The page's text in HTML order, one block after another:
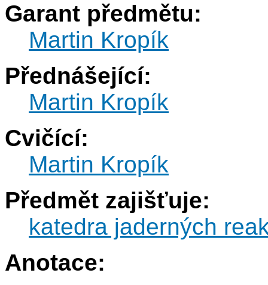
Garant předmětu:
Martin Kropík
Přednášející:
Martin Kropík
Cvičící:
Martin Kropík
Předmět zajišťuje:
katedra jaderných
Anotace: